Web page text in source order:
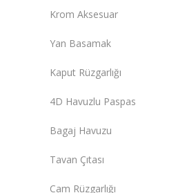
Krom Aksesuar
Yan Basamak
Kaput Rüzgarlığı
4D Havuzlu Paspas
Bagaj Havuzu
Tavan Çıtası
Cam Rüzgarlığı